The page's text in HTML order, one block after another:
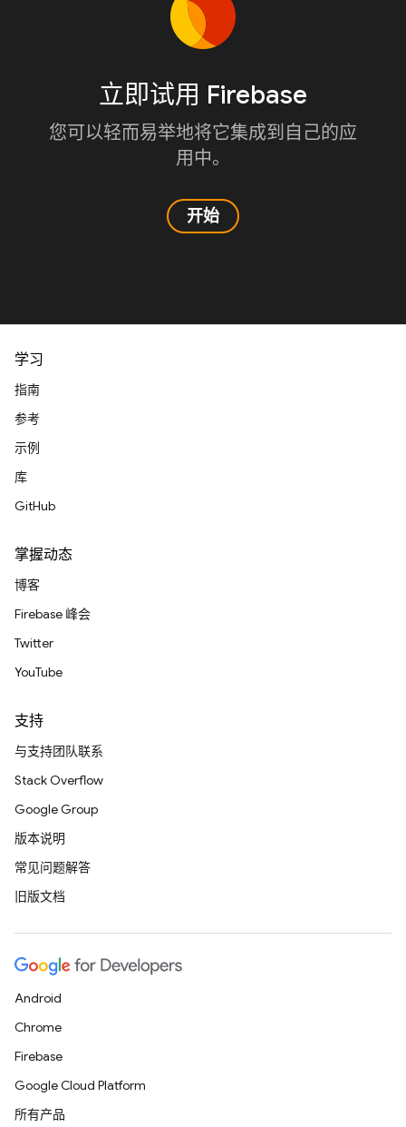
立即试用 Firebase
您可以轻而易举地将它集成到自己的应
用中。
开始
学习
指南
参考
示例
库
GitHub
掌握动态
博客
Firebase 峰会
Twitter
YouTube
支持
与支持团队联系
Stack Overflow
Google Group
版本说明
常见问题解答
旧版文档
Android
Chrome
Firebase
Google Cloud Platform
所有产品